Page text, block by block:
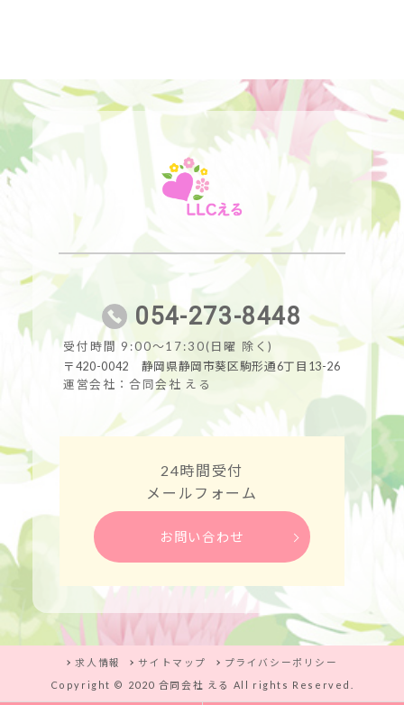
054-273-8448
受付時間 9:00～17:30(日曜 除く)
〒420-0042 静岡県静岡市葵区駒形通6丁目13-26
運営会社：合同会社 える
24時間受付
メールフォーム
お問い合わせ
求人情報 サイトマップ
プライバシーポリシー
Copyright © 2020 合同会社 える All rights Reserved.